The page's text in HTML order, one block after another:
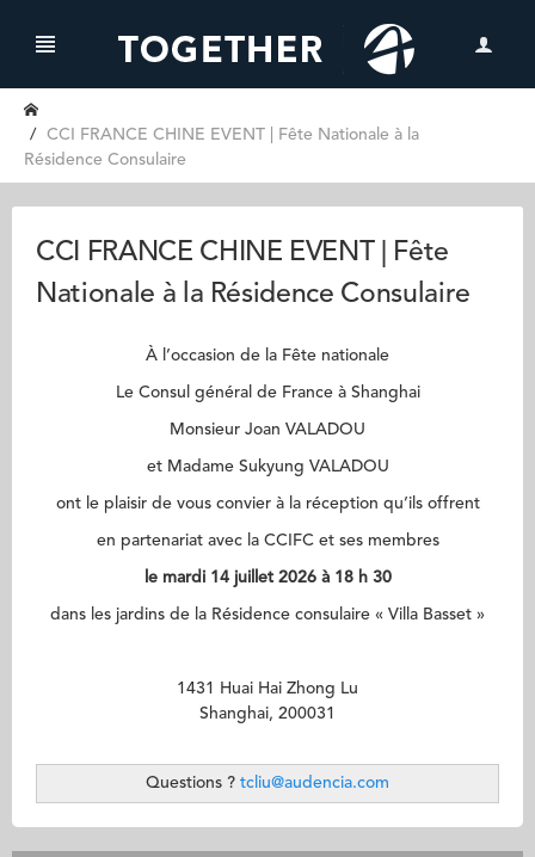
CCI FRANCE CHINE EVENT | Fête Nationale à la
Résidence Consulaire
CCI FRANCE CHINE EVENT | Fête
Nationale à la Résidence Consulaire
À l’occasion de la Fête nationale
Le Consul général de France à Shanghai
Monsieur Joan VALADOU
et Madame Sukyung VALADOU
ont le plaisir de vous convier à la réception qu’ils offrent
en partenariat avec la CCIFC et ses membres
le mardi 14 juillet 2026 à 18 h 30
dans les jardins de la Résidence consulaire « Villa Basset »
1431 Huai Hai Zhong Lu
Shanghai, 200031
Questions ? tcliu@audencia.com